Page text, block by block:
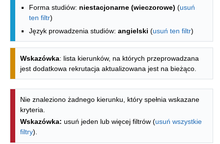
Forma studiów: niestacjonarne (wieczorowe) (usuń
ten filtr)
Język prowadzenia studiów: angielski (usuń ten filtr)
Wskazówka: lista kierunków, na których przeprowadzana
jest dodatkowa rekrutacja aktualizowana jest na bieżąco.
Nie znaleziono żadnego kierunku, który spełnia wskazane
kryteria.
Wskazówka: usuń jeden lub więcej filtrów (usuń wszystkie
filtry).